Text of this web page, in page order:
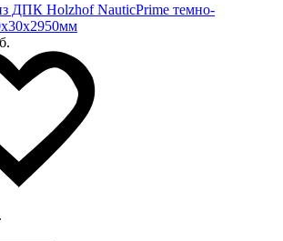
ДПК Holzhof NauticPrime темно-